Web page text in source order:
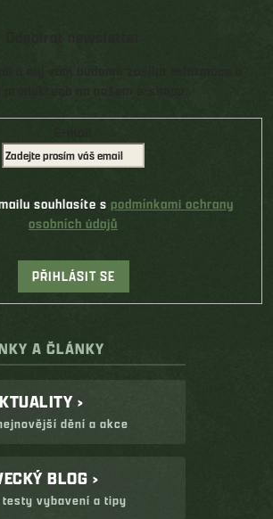
souhlasíte s podmínkami ochrany
osobních údajů
PŘIHLÁSIT SE
A ČLÁNKY
›
dění a akce
BLOG ›
testy vybavení a tipy